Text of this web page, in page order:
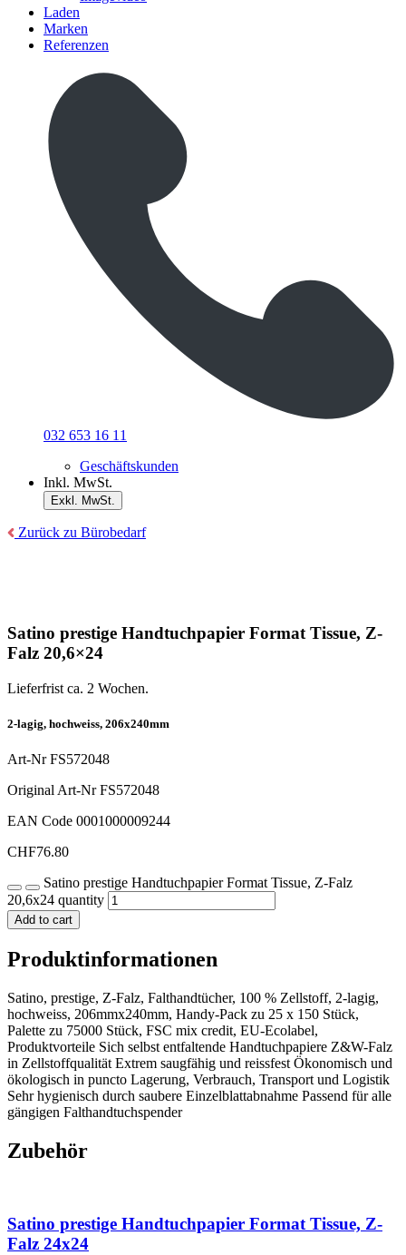
Laden
Marken
Referenzen
032 653 16 11
Geschäftskunden
Inkl. MwSt.
Exkl. MwSt.
Zurück zu Bürobedarf
Satino prestige Handtuchpapier Format Tissue, Z-
Falz 20,6×24
Lieferfrist ca. 2 Wochen.
2-lagig, hochweiss, 206x240mm
Art-NrFS572048
Original Art-NrFS572048
EAN Code 0001000009244
CHF76.80
Satino prestige Handtuchpapier Format Tissue, Z-Falz
20,6x24 quantity
Add to cart
Produktinformationen
Satino, prestige, Z-Falz, Falthandtücher, 100 % Zellstoff, 2-lagig,
hochweiss, 206mmx240mm, Handy-Pack zu 25 x 150 Stück,
Palette zu 75000 Stück, FSC mix credit, EU-Ecolabel,
Produktvorteile Sich selbst entfaltende Handtuchpapiere Z&W-Falz
in Zellstoffqualität Extrem saugfähig und reissfest Ökonomisch und
ökologisch in puncto Lagerung, Verbrauch, Transport und Logistik
Sehr hygienisch durch saubere Einzelblattabnahme Passend für alle
gängigen Falthandtuchspender
Zubehör
Satino prestige Handtuchpapier Format Tissue, Z-
Falz 24x24